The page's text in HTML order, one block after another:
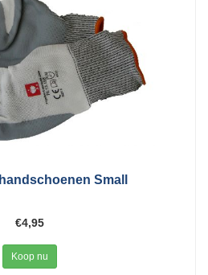
Small
€4,95
Koop nu